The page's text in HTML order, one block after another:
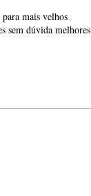
mais velhos
sem dúvida melhores